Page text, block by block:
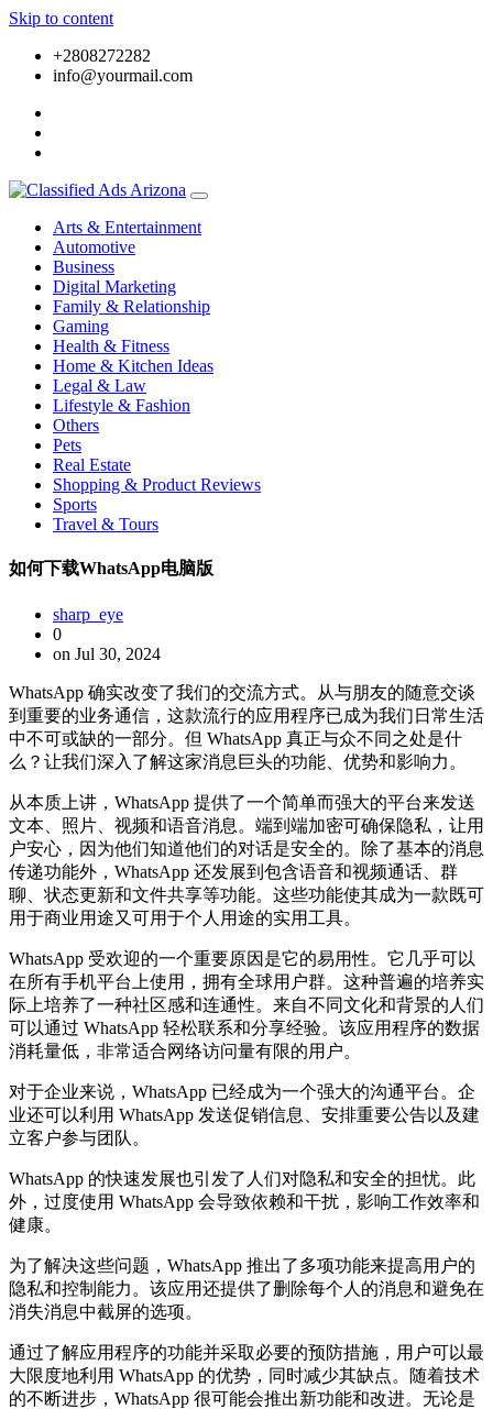
Skip to content
+2808272282
info@yourmail.com
Arts & Entertainment
Automotive
Business
Digital Marketing
Family & Relationship
Gaming
Health & Fitness
Home & Kitchen Ideas
Legal & Law
Lifestyle & Fashion
Others
Pets
Real Estate
Shopping & Product Reviews
Sports
Travel & Tours
如何下载WhatsApp电脑版
sharp_eye
0
on Jul 30, 2024
WhatsApp 确实改变了我们的交流方式。从与朋友的随意交谈
到重要的业务通信，这款流行的应用程序已成为我们日常生活
中不可或缺的一部分。但 WhatsApp 真正与众不同之处是什
么？让我们深入了解这家消息巨头的功能、优势和影响力。
从本质上讲，WhatsApp 提供了一个简单而强大的平台来发送
文本、照片、视频和语音消息。端到端加密可确保隐私，让用
户安心，因为他们知道他们的对话是安全的。除了基本的消息
传递功能外，WhatsApp 还发展到包含语音和视频通话、群
聊、状态更新和文件共享等功能。这些功能使其成为一款既可
用于商业用途又可用于个人用途的实用工具。
WhatsApp 受欢迎的一个重要原因是它的易用性。它几乎可以
在所有手机平台上使用，拥有全球用户群。这种普遍的培养实
际上培养了一种社区感和连通性。来自不同文化和背景的人们
可以通过 WhatsApp 轻松联系和分享经验。该应用程序的数据
消耗量低，非常适合网络访问量有限的用户。
对于企业来说，WhatsApp 已经成为一个强大的沟通平台。企
业还可以利用 WhatsApp 发送促销信息、安排重要公告以及建
立客户参与团队。
WhatsApp 的快速发展也引发了人们对隐私和安全的担忧。此
外，过度使用 WhatsApp 会导致依赖和干扰，影响工作效率和
健康。
为了解决这些问题，WhatsApp 推出了多项功能来提高用户的
隐私和控制能力。该应用还提供了删除每个人的消息和避免在
消失消息中截屏的选项。
通过了解应用程序的功能并采取必要的预防措施，用户可以最
大限度地利用 WhatsApp 的优势，同时减少其缺点。随着技术
的不断进步，WhatsApp 很可能会推出新功能和改进。无论是